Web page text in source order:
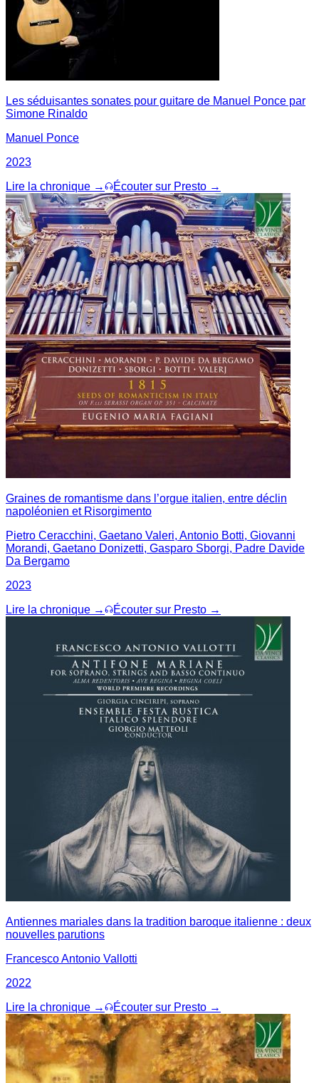
Les séduisantes sonates pour guitare de Manuel Ponce par
Simone Rinaldo
Manuel Ponce
2023
Lire la chronique →
Écouter sur Presto →
Graines de romantisme dans l’orgue italien, entre déclin
napoléonien et Risorgimento
Pietro Ceracchini, Gaetano Valeri, Antonio Botti, Giovanni
Morandi, Gaetano Donizetti, Gasparo Sborgi, Padre Davide
Da Bergamo
2023
Lire la chronique →
Écouter sur Presto →
Antiennes mariales dans la tradition baroque italienne : deux
nouvelles parutions
Francesco Antonio Vallotti
2022
Lire la chronique →
Écouter sur Presto →